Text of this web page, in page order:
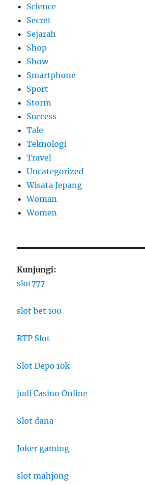
Science
Secret
Sejarah
Shop
Show
Smartphone
Sport
Storm
Success
Tale
Teknologi
Travel
Uncategorized
Wisata Jepang
Woman
Women
Kunjungi:
slot777
slot bet 100
RTP Slot
Slot Depo 10k
judi Casino Online
Slot dana
Joker gaming
slot mahjong